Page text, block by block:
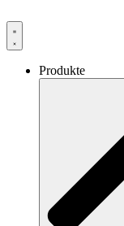
Produkte